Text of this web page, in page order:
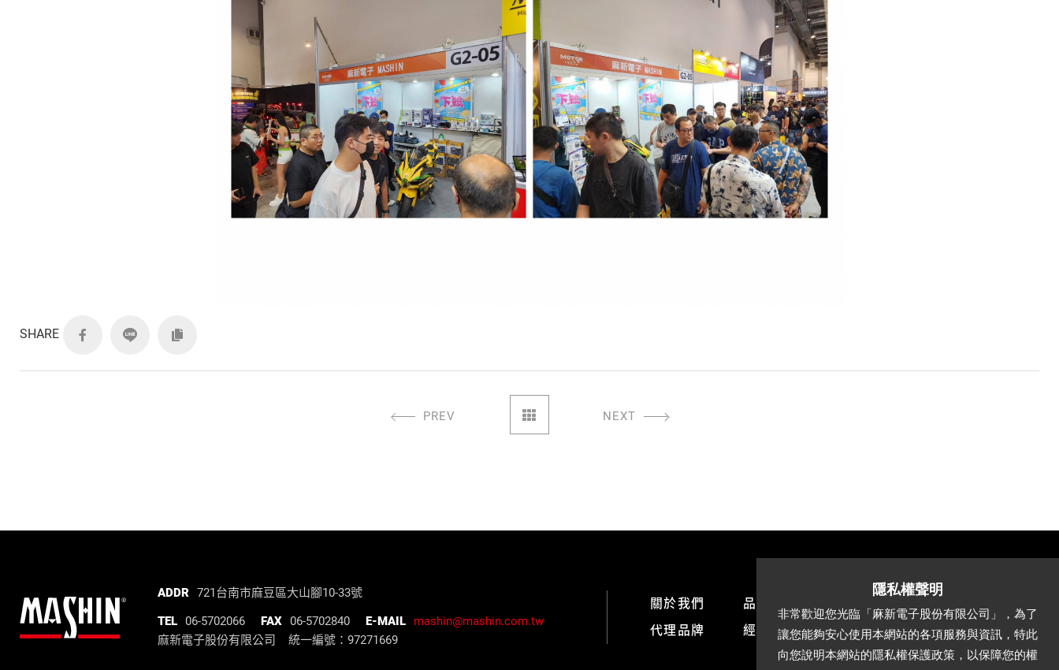
非常歡迎您光臨「麻新電子股份有限公司」，為了
讓您能夠安心使用本網站的各項服務與資訊，特此
向您說明本網站的隱私權保護政策，以保障您的權
SHARE
PREV NEXT
麻
新
電
子
ADDR 721台南市麻豆區大山腳10-33號
TEL 06-5702066 FAX 06-5702840 E-MAIL
mashin@mashin.com.tw
麻新電子股份有限公司 統一編號：97271669
關於我們 品質認證
代理品牌
經銷據點 說明書下載 APP